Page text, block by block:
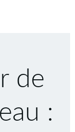
de
: